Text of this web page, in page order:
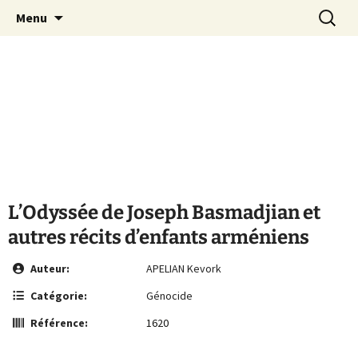
MCA Vienne
Le site de la Maison de la Culture
Arménienne de Vienne
Menu
L’Odyssée de Joseph Basmadjian et
autres récits d’enfants arméniens
Auteur:
APELIAN Kevork
Catégorie:
Génocide
Référence:
1620